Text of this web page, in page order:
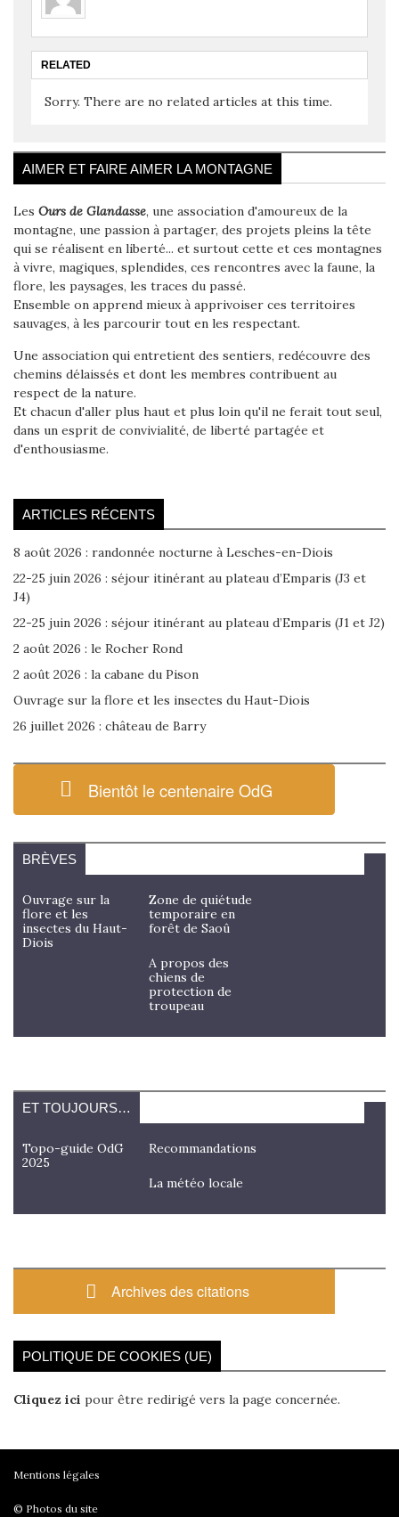
RELATED
Sorry. There are no related articles at this time.
AIMER ET FAIRE AIMER LA MONTAGNE
Les Ours de Glandasse, une association d'amoureux de la
montagne, une passion à partager, des projets pleins la tête
qui se réalisent en liberté... et surtout cette et ces montagnes
à vivre, magiques, splendides, ces rencontres avec la faune, la
flore, les paysages, les traces du passé.
Ensemble on apprend mieux à apprivoiser ces territoires
sauvages, à les parcourir tout en les respectant.
Une association qui entretient des sentiers, redécouvre des
chemins délaissés et dont les membres contribuent au
respect de la nature.
Et chacun d'aller plus haut et plus loin qu'il ne ferait tout seul,
dans un esprit de convivialité, de liberté partagée et
d'enthousiasme.
ARTICLES RÉCENTS
8 août 2026 : randonnée nocturne à Lesches-en-Diois
22-25 juin 2026 : séjour itinérant au plateau d’Emparis (J3 et
J4)
22-25 juin 2026 : séjour itinérant au plateau d’Emparis (J1 et J2)
2 août 2026 : le Rocher Rond
2 août 2026 : la cabane du Pison
Ouvrage sur la flore et les insectes du Haut-Diois
26 juillet 2026 : château de Barry
Bientôt le centenaire OdG
BRÈVES
Ouvrage sur la
flore et les
insectes du Haut-
Diois
Zone de quiétude
temporaire en
forêt de Saoû
A propos des
chiens de
protection de
troupeau
ET TOUJOURS…
Topo-guide OdG
2025
Recommandations
La météo locale
Archives des citations
POLITIQUE DE COOKIES (UE)
Cliquez ici pour être redirigé vers la page concernée.
Mentions légales
© Photos du site